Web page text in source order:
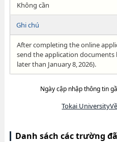
Không cần
Ghi chú
After completing the online
send the application
later than January 8, 2026).
Ngày cập nhập thông tin
Tokai
Danh sách các trường